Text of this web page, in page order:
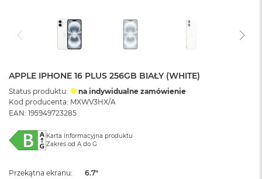
APPLE IPHONE 16 PLUS 256GB BIAŁY (WHITE)
Status produktu:
na indywidualne zamówienie
Kod producenta: MXWV3HX/A
EAN: 195949723285
Karta informacyjna produktu
Zakres od A do G
Przekątna ekranu
6.7"